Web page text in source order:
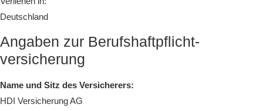
Deutschland
Angaben zur Berufs­haftpflicht­
versicherung
Name und Sitz des Versicherers:
HDI Versicherung AG